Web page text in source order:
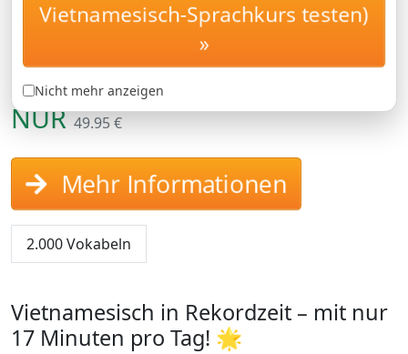
für Au-Pairs in Vietnam
Vietnamesisch für Aupairs, Als Au Pair in
Vietnam arbeiten: Spezialwortschatz
NUR 49.95 €
Mehr Informationen
2.000 Vokabeln
Vietnamesisch in Rekordzeit – mit nur
17 Minuten pro Tag! 🌟
Vietnamesisch-Sprachkurs testen)
»
Nicht mehr anzeigen